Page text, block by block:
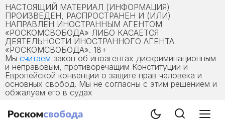
НАСТОЯЩИЙ МАТЕРИАЛ (ИНФОРМАЦИЯ)
ПРОИЗВЕДЕН, РАСПРОСТРАНЕН И (ИЛИ)
НАПРАВЛЕН ИНОСТРАННЫМ АГЕНТОМ
«РОСКОМСВОБОДА» ЛИБО КАСАЕТСЯ
ДЕЯТЕЛЬНОСТИ ИНОСТРАННОГО АГЕНТА
«РОСКОМСВОБОДА». 18+
Мы считаем закон об иноагентах дискриминационным
и неправовым, противоречащим Конституции и
Европейской конвенции о защите прав человека и
основных свобод. Мы не согласны с этим решением и
обжалуем его в судах